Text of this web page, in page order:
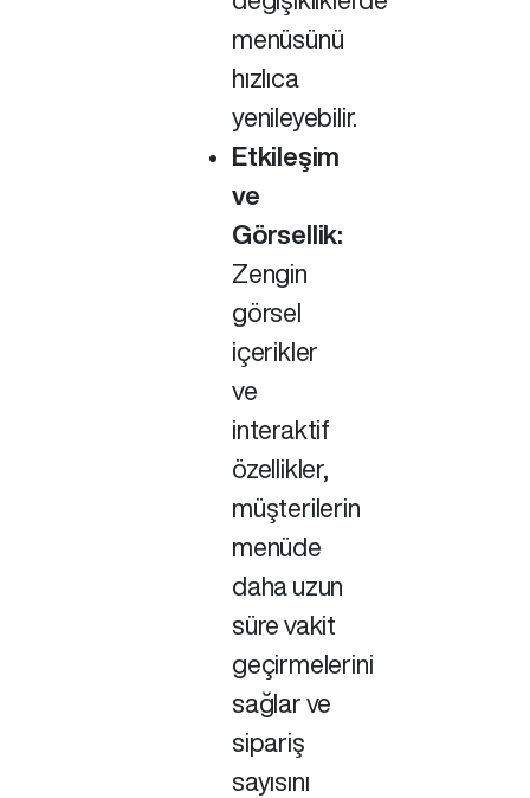
menüsünü
hızlıca
yenileyebilir.
Etkileşim
ve
Görsellik:
Zengin
görsel
içerikler
ve
interaktif
özellikler,
müşterilerin
menüde
daha uzun
süre vakit
geçirmelerini
sağlar ve
sipariş
sayısını